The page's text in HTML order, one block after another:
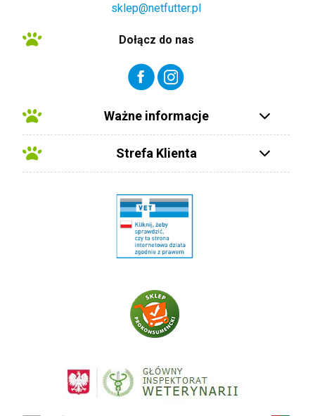
sklep@netfutter.pl
Dołącz do nas
Ważne informacje
Strefa Klienta